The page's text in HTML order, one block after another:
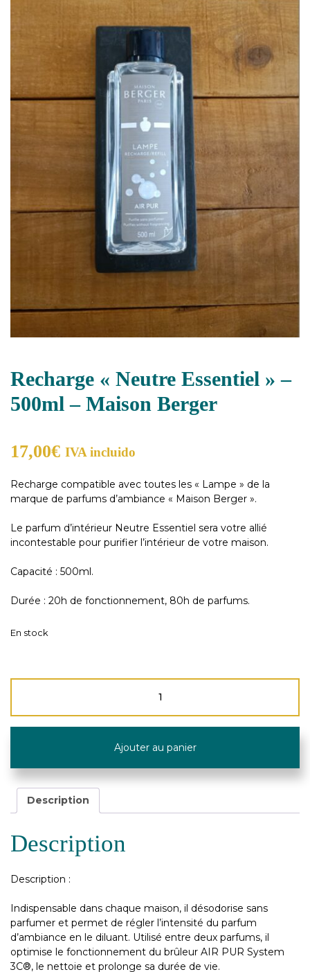
Recharge « Neutre Essentiel » –
500ml – Maison Berger
17,00€ IVA incluido
Recharge compatible avec toutes les « Lampe » de la
marque de parfums d’ambiance « Maison Berger ».
Le parfum d’intérieur Neutre Essentiel sera votre allié
incontestable pour purifier l’intérieur de votre maison.
Capacité : 500ml.
Durée : 20h de fonctionnement, 80h de parfums.
En stock
quantité
Ajouter au panier
Description
Description
Description :
Indispensable dans chaque maison, il désodorise sans
parfumer et permet de régler l’intensité du parfum
d’ambiance en le diluant. Utilisé entre deux parfums, il
optimise le fonctionnement du brûleur AIR PUR System
3C®, le nettoie et prolonge sa durée de vie.